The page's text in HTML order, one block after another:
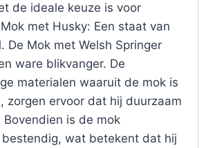
de ideale keuze is voor
met Husky: Een staat van
De Mok met Welsh Springer
ware blikvanger. De
materialen waaruit de mok is
zorgen ervoor dat hij duurzaam
Bovendien is de mok
wat betekent dat hij